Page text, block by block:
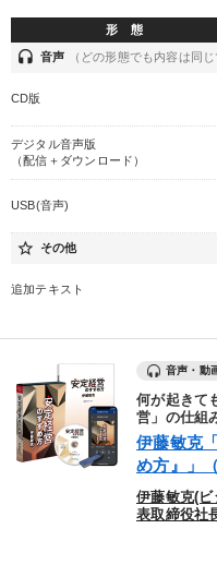
形 態
headset 音声 （どの形態でも内容は同じ
CD版
デジタル音声版
（配信＋ダウンロード）
USB(音声)
star_border その他
追加テキスト
音声・動
何が起きて
営」の仕組
伊藤敏克
め方』」
伊藤敏克(
表取締役社